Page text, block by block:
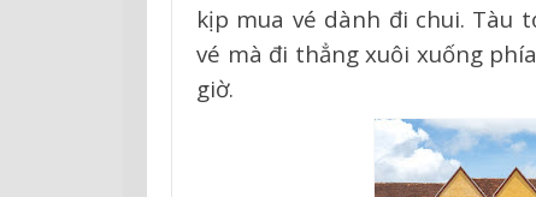
kịp mua vé dành đi chui. Tàu
vé mà đi thẳng xuôi xuống
giờ.